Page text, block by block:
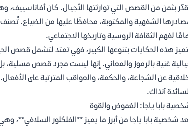
بثمن من القصص التي توارثتها الأجيال. كان
الشفهية والمكتوبة، محافظًا عليها من الضياع.
لفهم الثقافة الروسية وتاريخها الاجتماعي.
هذه الحكايات بتنوعها الكبير، فهي تمتد لتشمل قصص
غنية بالرموز والمعاني. إنها ليست مجرد قصص
عن الشجاعة، والحكمة، والعواقب المترتبة على
آنذاك.
بابا ياجا: الغموض والقوة
شخصية بابا ياجا من أبرز ما يميز **الفلكلور